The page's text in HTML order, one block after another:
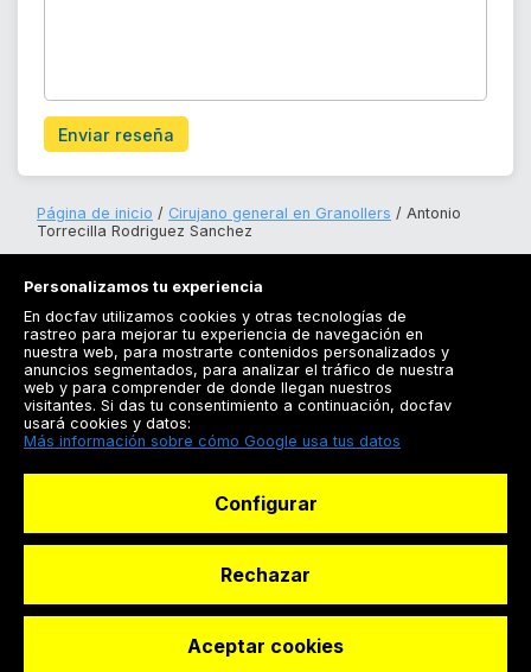
Enviar reseña
Página de inicio Cirujano general en Granollers
Antonio
Torrecilla Rodriguez Sanchez
Registrarse
Docfav
© Dashboard Technologies S.L
Personalizamos tu experiencia
En docfav utilizamos cookies y otras tecnologías de
rastreo para mejorar tu experiencia de navegación en
nuestra web, para mostrarte contenidos personalizados y
anuncios segmentados, para analizar el tráfico de nuestra
web y para comprender de donde llegan nuestros
visitantes. Si das tu consentimiento a continuación, docfav
usará cookies y datos:
Más información sobre cómo Google usa tus datos
Configurar
Rechazar
Aceptar cookies